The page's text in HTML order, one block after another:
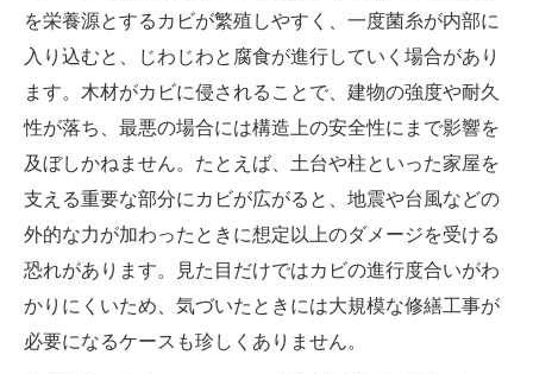
を栄養源とするカビが繁殖しやすく、一度菌糸が内部に
入り込むと、じわじわと腐食が進行していく場合があり
ます。木材がカビに侵されることで、建物の強度や耐久
性が落ち、最悪の場合には構造上の安全性にまで影響を
及ぼしかねません。たとえば、土台や柱といった家屋を
支える重要な部分にカビが広がると、地震や台風などの
外的な力が加わったときに想定以上のダメージを受ける
恐れがあります。見た目だけではカビの進行度合いがわ
かりにくいため、気づいたときには大規模な修繕工事が
必要になるケースも珍しくありません。